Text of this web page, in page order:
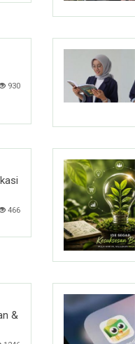
930
466
&